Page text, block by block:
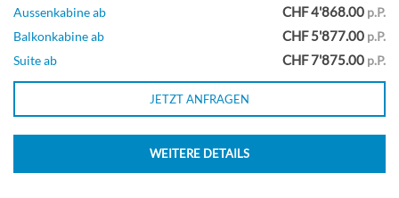
Aussenkabine ab
CHF 4'868.00 p.P.
Balkonkabine ab
CHF 5'877.00 p.P.
Suite ab
CHF 7'875.00 p.P.
JETZT ANFRAGEN
WEITERE DETAILS